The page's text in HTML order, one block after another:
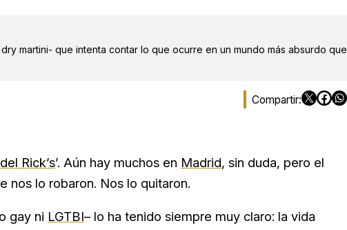
martini- que intenta contar lo que ocurre en un mundo más absurdo que
Rick’s’. Aún hay muchos en Madrid, sin duda, pero el
nos lo robaron. Nos lo quitaron.
gay ni LGTBI– lo ha tenido siempre muy claro: la vida